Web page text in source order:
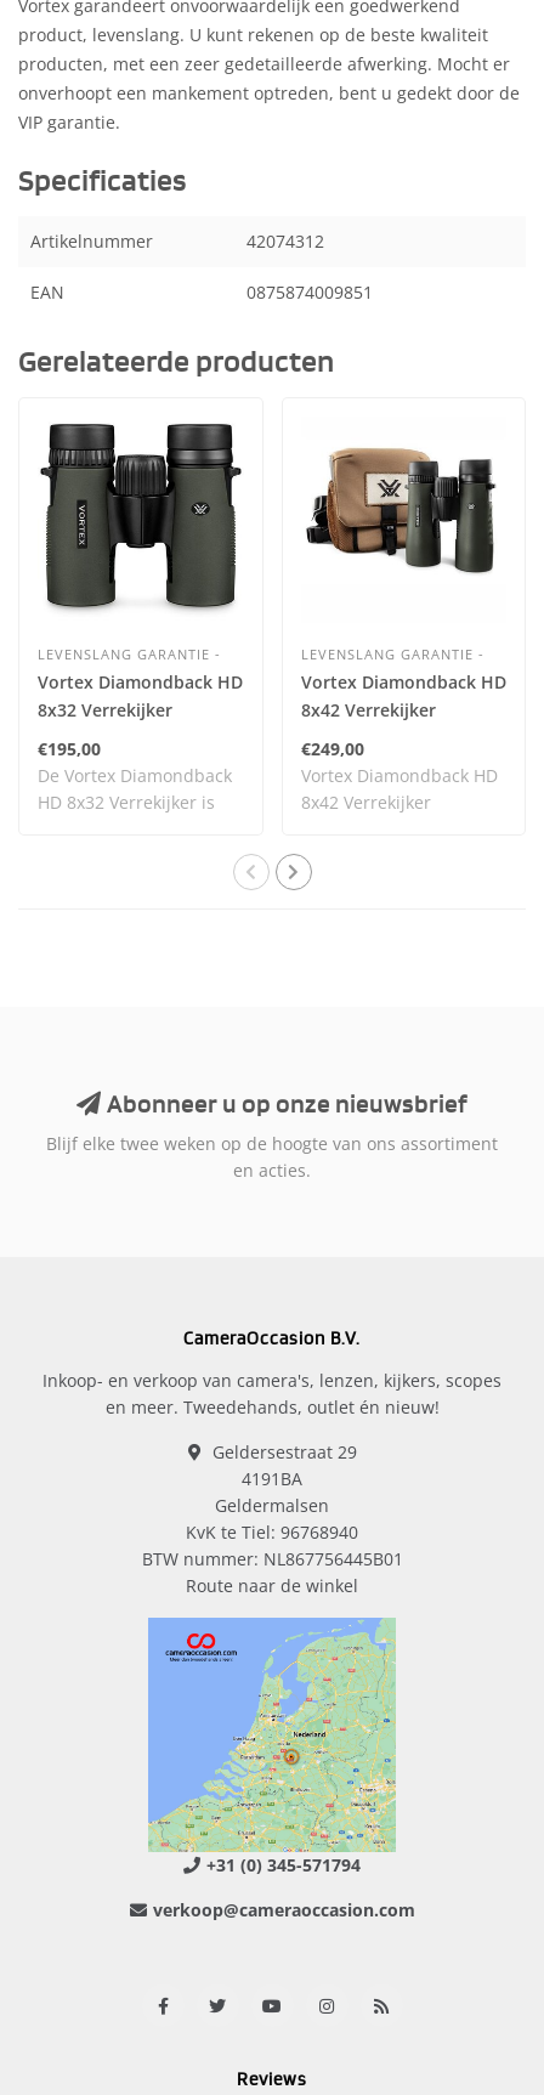
Vortex garandeert onvoorwaardelijk een goedwerkend
product, levenslang. U kunt rekenen op de beste kwaliteit
producten, met een zeer gedetailleerde afwerking. Mocht er
onverhoopt een mankement optreden, bent u gedekt door de
VIP garantie.
Specificaties
Artikelnummer 42074312
EAN 0875874009851
Gerelateerde producten
LEVENSLANG GARANTIE -
Vortex Diamondback HD
8x32 Verrekijker
€195,00
De Vortex Diamondback
HD 8x32 Verrekijker is
LEVENSLANG GARANTIE -
Vortex Diamondback HD
8x42 Verrekijker
€249,00
Vortex Diamondback HD
8x42 Verrekijker
Abonneer u op onze nieuwsbrief
Blijf elke twee weken op de hoogte van ons assortiment
en acties.
CameraOccasion B.V.
Inkoop- en verkoop van camera's, lenzen, kijkers, scopes
en meer. Tweedehands, outlet én nieuw!
Geldersestraat 29
4191BA
Geldermalsen
KvK te Tiel: 96768940
BTW nummer: NL867756445B01
Route naar de winkel
+31 (0) 345-571794
verkoop@cameraoccasion.com
Reviews